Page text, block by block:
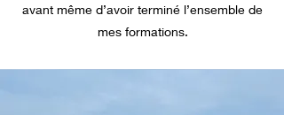
avant même d’avoir terminé l’ensemble de
mes formations.